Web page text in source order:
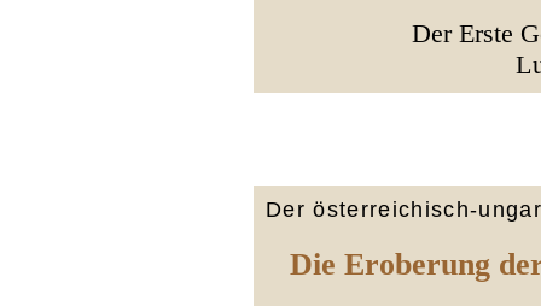
Der Erste
Der österreichisch-
Die Eroberung